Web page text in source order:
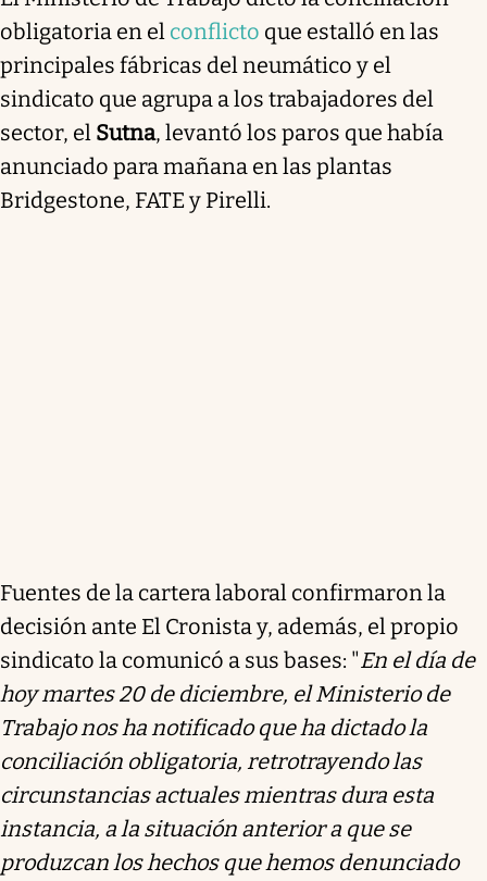
obligatoria en el conflicto que estalló en las
principales fábricas del neumático y el
sindicato que agrupa a los trabajadores del
sector, el Sutna, levantó los paros que había
anunciado para mañana en las plantas
Bridgestone, FATE y Pirelli.
Fuentes de la cartera laboral confirmaron la
decisión ante El Cronista y, además, el propio
sindicato la comunicó a sus bases: "En el día de
hoy martes 20 de diciembre, el Ministerio de
Trabajo nos ha notificado que ha dictado la
conciliación obligatoria, retrotrayendo las
circunstancias actuales mientras dura esta
instancia, a la situación anterior a que se
produzcan los hechos que hemos denunciado